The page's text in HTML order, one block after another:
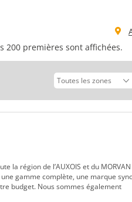
200 premières sont affichées.
la région de l’AUXOIS et du
gamme complète, une marque
budget. Nous sommes également